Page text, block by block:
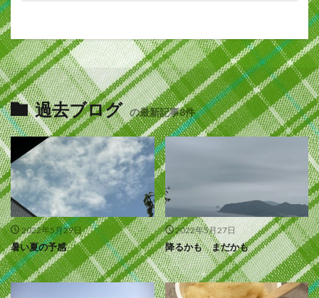
過去ブログ の最新記事8件
2022年5月29日
暑い夏の予感
2022年5月27日
降るかも まだかも